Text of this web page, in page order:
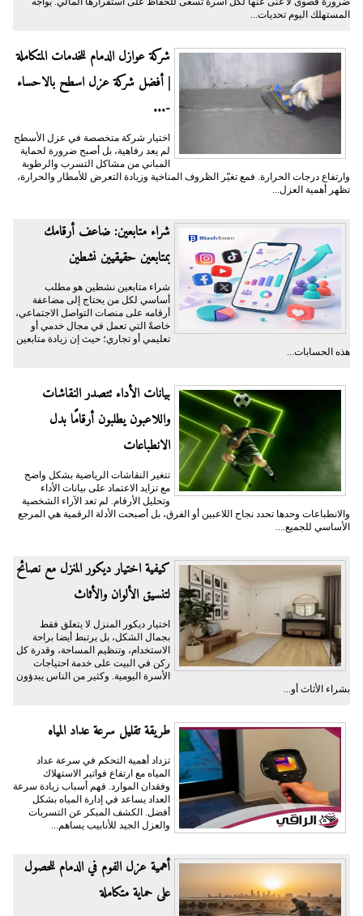
المستهلك اليوم تحديات...
شركة عوازل الدمام للخدمات المتكاملة
| أفضل شركة عزل اسطح بالاحساء
-...
اختيار شركة متخصصة في عزل الأسطح
لم يعد رفاهية، بل أصبح ضرورة لحماية
المباني من مشاكل التسرب والرطوبة
وارتفاع درجات الحرارة. فمع تغيّر الظروف المناخية وزيادة التعرض للأمطار والحرارة،
تظهر أهمية العزل...
شراء متابعين: ضاعف أرقامك
بمتابعين حقيقيين نشطين
شراء متابعين نشطين هو مطلب
أساسي لكل من يحتاج إلى مضاعفة
أرقامه على منصات التواصل الاجتماعي،
خاصةً التي تعمل في مجال خدمي أو
تعليمي أو تجاري؛ حيث إن زيادة متابعين
هذه الحسابات...
بيانات الأداء تتصدر النقاشات
واللاعبون يطلبون أرقامًا بدل
الانطباعات
تتغير النقاشات الرياضية بشكل واضح
مع تزايد الاعتماد على بيانات الأداء
وتحليل الأرقام. لم تعد الآراء الشخصية
والانطباعات وحدها تحدد نجاح اللاعبين أو الفرق، بل أصبحت الأدلة الرقمية هي المرجع
الأساسي للجميع....
كيفية اختيار ديكور المنزل مع نصائح
لتنسيق الألوان والأثاث
اختيار ديكور المنزل لا يتعلق فقط
بجمال الشكل، بل يرتبط أيضا براحة
الاستخدام، وتنظيم المساحة، وقدرة كل
ركن في البيت على خدمة احتياجات
الأسرة اليومية. وكثير من الناس يبدؤون
بشراء الأثاث أو...
طريقة تقليل سرعة عداد المياه
تزداد أهمية التحكم في سرعة عداد
المياه مع ارتفاع فواتير الاستهلاك
وفقدان الموارد. فهم أسباب زيادة سرعة
العداد يساعد في إدارة المياه بشكل
أفضل. الكشف المبكر عن التسربات
والعزل الجيد للأنابيب يساهم...
أهمية عزل الفوم في الدمام للحصول
على حماية متكاملة